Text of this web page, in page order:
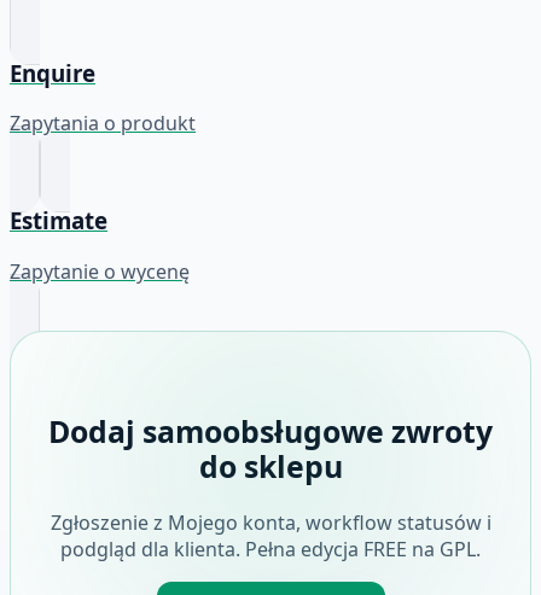
Enquire
Zapytania o produkt
Estimate
Zapytanie o wycenę
Dodaj samoobsługowe zwroty
do sklepu
Zgłoszenie z Mojego konta, workflow statusów i
podgląd dla klienta. Pełna edycja FREE na GPL.